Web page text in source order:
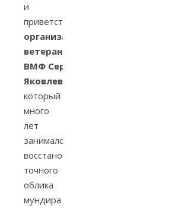
и
приветствие
организации
ветеранов
ВМФ Сергея
Яковлева
который
много
лет
занимался
восстановлением
точного
облика
мундира